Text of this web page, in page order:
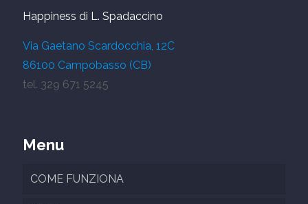
Happiness di L. Spadaccino
Via Gaetano Scardocchia, 12C
86100 Campobasso (CB)
tel. 329 671 5245
Menu
COME FUNZIONA